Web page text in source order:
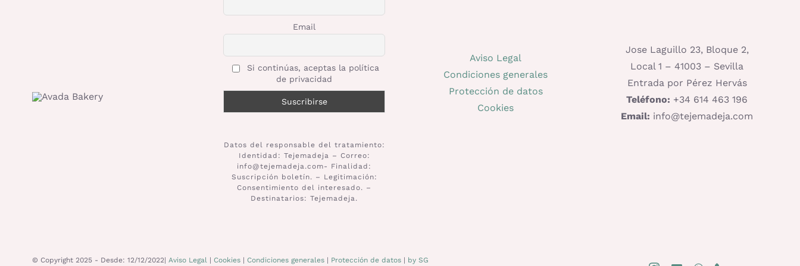
Email
Si continúas, aceptas la política
de privacidad
Datos del responsable del tratamiento:
Identidad: Tejemadeja – Correo:
info@tejemadeja.com- Finalidad:
Suscripción boletín. – Legitimación:
Consentimiento del interesado. –
Destinatarios: Tejemadeja.
Aviso Legal
Condiciones generales
Protección de datos
Cookies
Jose Laguillo 23, Bloque 2,
Local 1 – 41003 – Sevilla
Entrada por Pérez Hervás
Teléfono: +34 614 463 196
Email: info@tejemadeja.com
© Copyright 2025 - Desde: 12/12/2022| Aviso Legal| Cookies| Condiciones generales| Protección de datos| by SG